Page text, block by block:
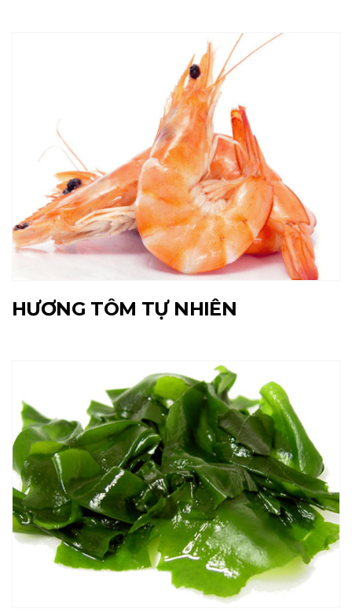
HƯƠNG TÔM TỰ NHIÊN